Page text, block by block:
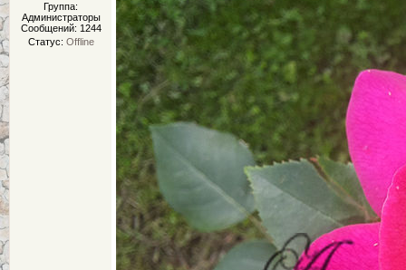
Группа:
Администраторы
Сообщений: 1244
Статус: Offline